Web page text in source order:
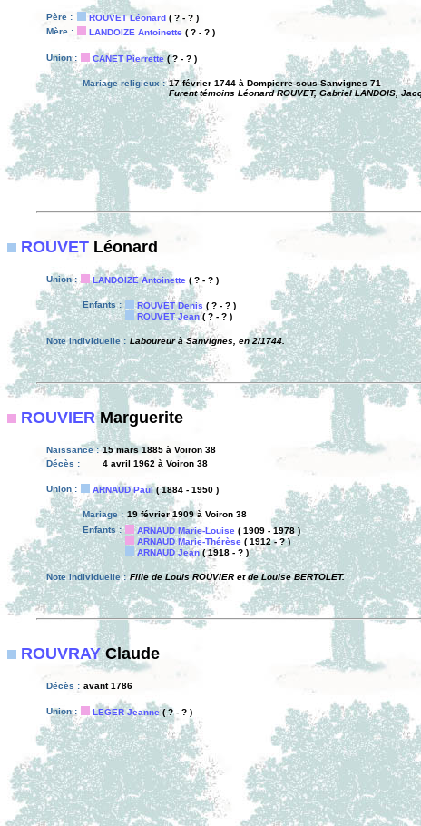
Père : ROUVET Léonard ( ? - ? )
Mère :
LANDOIZE Antoinette ( ? - ? )
Union : CANET Pierrette( ? - ? )
Mariage religieux : 17 février 1744 à Dompierre-sous-Sanvignes 71
Furent témoins Léonard ROUVET, Gabriel LANDOIS,
ROUVET Léonard
Union : LANDOIZE Antoinette ( ? - ? )
Enfants : ROUVET Denis ( ? - ? )
ROUVET Jean( ? - ? )
Note individuelle : Laboureur à Sanvignes, en 2/1744.
ROUVIERMarguerite
Naissance : 15 mars 1885 à Voiron 38
Décès :
4 avril 1962 à Voiron 38
Union : ARNAUD Paul( 1884 - 1950 )
Mariage : 19 février 1909 à Voiron 38
Enfants :
ARNAUD Marie-Louise ( 1909 - 1978 )
ARNAUD Marie-Thérèse ( 1912 - ? )
ARNAUD Jean( 1918 - ? )
Note individuelle : Fille de Louis ROUVIER et de Louise BERTOLET.
ROUVRAYClaude
Décès : avant 1786
Union : LEGER Jeanne( ? - ? )